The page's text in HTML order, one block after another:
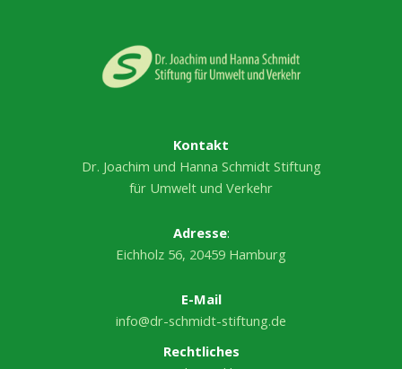
Kontakt
Dr. Joachim und Hanna Schmidt Stiftung
für Umwelt und Verkehr
Adresse:
Eichholz 56, 20459 Hamburg
E-Mail
info@dr-schmidt-stiftung.de
Rechtliches